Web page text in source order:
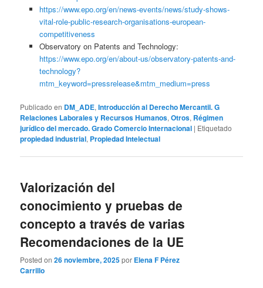
https://www.epo.org/en/news-events/news/study-shows-
vital-role-public-research-organisations-european-
competitiveness
Observatory on Patents and Technology:
https://www.epo.org/en/about-us/observatory-patents-and-
technology?
mtm_keyword=pressrelease&mtm_medium=press
Publicado en DM_ADE,Introducción al Derecho Mercantil. G
Relaciones Laborales y Recursos Humanos,Otros, Régimen
jurídico del mercado. Grado Comercio Internacional | Etiquetado
propiedad industrial, Propiedad Intelectual
Valorización del
conocimiento y pruebas de
concepto a través de varias
Recomendaciones de la UE
Posted on26 noviembre, 2025por Elena F Pérez
Carrillo